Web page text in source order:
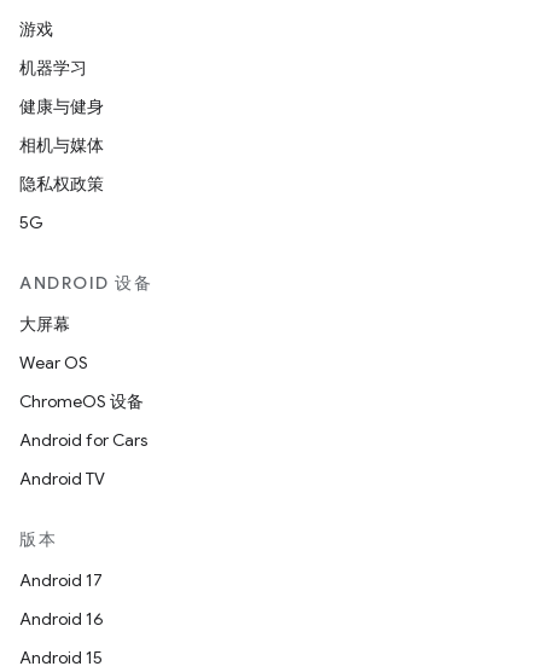
游戏
机器学习
健康与健身
相机与媒体
隐私权政策
5G
ANDROID 设备
大屏幕
Wear OS
ChromeOS 设备
Android for Cars
Android TV
版本
Android 17
Android 16
Android 15